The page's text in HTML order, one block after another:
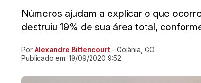
Números ajudam a explicar o que
destruiu 19% de sua área total,
Ir direto pra matéria
Por Alexandre Bittencourt - Goiânia, GO
Publicado em: 19/09/2020 9:52